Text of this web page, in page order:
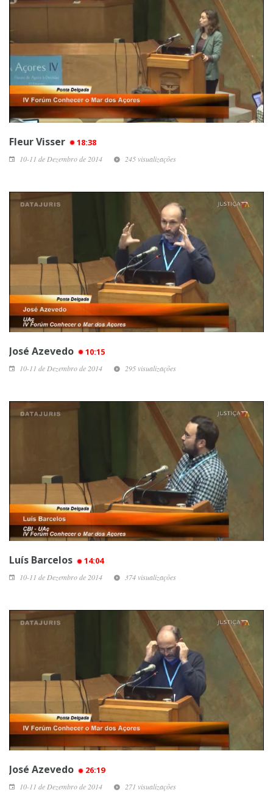
Fleur Visser 18:38
10-11 de Dezembro de 2014 245 visualizações
José Azevedo 10:15
10-11 de Dezembro de 2014 295 visualizações
Luís Barcelos 14:04
10-11 de Dezembro de 2014 374 visualizações
José Azevedo 26:19
10-11 de Dezembro de 2014 271 visualizações